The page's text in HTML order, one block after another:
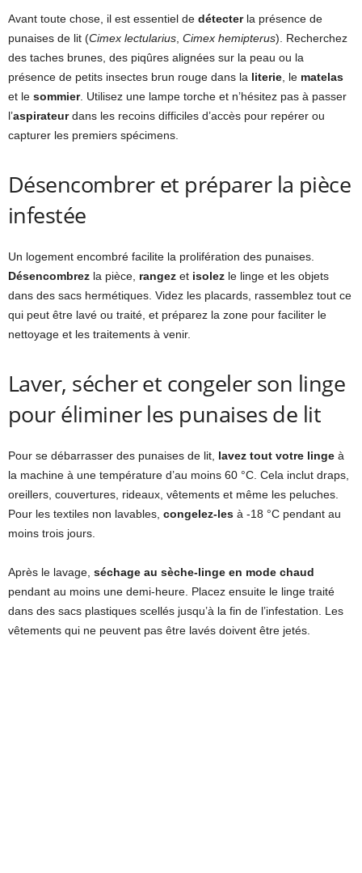
Avant toute chose, il est essentiel de détecterla présence de
punaises de lit (Cimex lectularius Cimex hemipterus). Recherchez
des taches brunes, des piqûres alignées sur la peau ou la
présence de petits insectes brun rouge dans la literie , le matelas
et le sommier. Utilisez une lampe torche et n’hésitez pas à passer
l’aspirateurdans les recoins difficiles d’accès pour repérer ou
capturer les premiers spécimens.
Désencombrer et préparer la pièce
infestée
Un logement encombré facilite la prolifération des punaises.
Désencombrez la pièce, rangez et isolez le linge et les objets
dans des sacs hermétiques. Videz les placards, rassemblez tout ce
qui peut être lavé ou traité, et préparez la zone pour faciliter le
nettoyage et les traitements à venir.
Laver, sécher et congeler son linge
pour éliminer les punaises de lit
Pour se débarrasser des punaises de lit, lavez tout votre linge à
la machine à une température d’au moins 60 °C. Cela inclut draps,
oreillers, couvertures, rideaux, vêtements et même les peluches.
Pour les textiles non lavables, congelez-les à -18 °C pendant au
moins trois jours.
Après le lavage, séchage au sèche-linge en mode chaud
pendant au moins une demi-heure. Placez ensuite le linge traité
dans des sacs plastiques scellés jusqu’à la fin de l’infestation. Les
vêtements qui ne peuvent pas être lavés doivent être jetés.